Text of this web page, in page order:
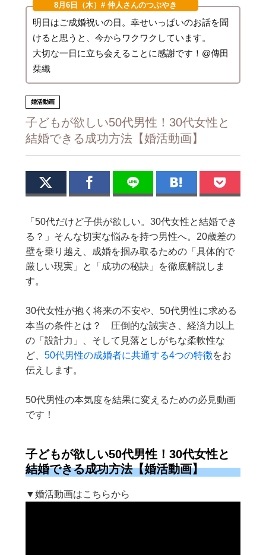
8月6日（木）# 仲人さんのつぶやき
明日はご成婚祝いの日。幸せいっぱいのお話を聞
けると思うと、今からワクワクしています。
大切な一日に立ち会えることに感謝です！@傳田
栞織
婚活動画
子どもが欲しい50代男性！30代女性と
結婚できる成功方法【婚活動画】
「50代だけど子供が欲しい。30代女性と結婚でき
る？」そんな切実な悩みを持つ男性へ。20歳差の
壁を乗り越え、成婚を掴み取るための「具体的で
厳しい現実」と「成功の秘訣」を徹底解説しま
す。
30代女性が抱く将来の不安や、50代男性に求める
本当の条件とは？ 圧倒的な誠実さ、経済力以上
の「設計力」、そして見落としがちな柔軟性な
ど、50代男性の成婚者に共通する4つの特徴をお
伝えします。
50代男性の本気度を結果に変えるための必見動画
です！
子どもが欲しい50代男性！30代女性と
結婚できる成功方法【婚活動画】
▼婚活動画はこちらから